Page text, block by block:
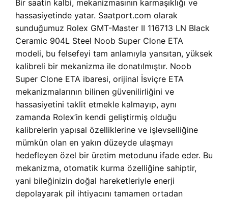
Bir saatin kalbi, mekanizmasının karmaşıklığı ve
hassasiyetinde yatar. Saatport.com olarak
sunduğumuz Rolex GMT-Master II 116713 LN Black
Ceramic 904L Steel Noob Super Clone ETA
modeli, bu felsefeyi tam anlamıyla yansıtan, yüksek
kalibreli bir mekanizma ile donatılmıştır. Noob
Super Clone ETA ibaresi, orijinal İsviçre ETA
mekanizmalarının bilinen güvenilirliğini ve
hassasiyetini taklit etmekle kalmayıp, aynı
zamanda Rolex’in kendi geliştirmiş olduğu
kalibrelerin yapısal özelliklerine ve işlevselliğine
mümkün olan en yakın düzeyde ulaşmayı
hedefleyen özel bir üretim metodunu ifade eder. Bu
mekanizma, otomatik kurma özelliğine sahiptir,
yani bileğinizin doğal hareketleriyle enerji
depolayarak pil ihtiyacını tamamen ortadan